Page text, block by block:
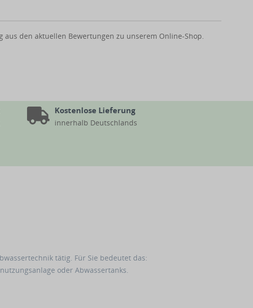
den aktuellen Bewertungen zu unserem Online-Shop.
Kostenlose Lieferung
innerhalb Deutschlands
tätig. Für Sie bedeutet das:
oder Abwassertanks.